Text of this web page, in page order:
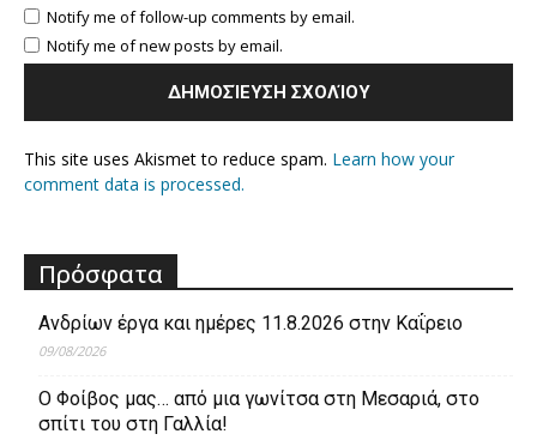
Notify me of follow-up comments by email.
Notify me of new posts by email.
This site uses Akismet to reduce spam. Learn how your
comment data is processed.
Πρόσφατα
Ανδρίων έργα και ημέρες 11.8.2026 στην Καΐρειο
09/08/2026
Ο Φοίβος μας… από μια γωνίτσα στη Μεσαριά, στο
σπίτι του στη Γαλλία!